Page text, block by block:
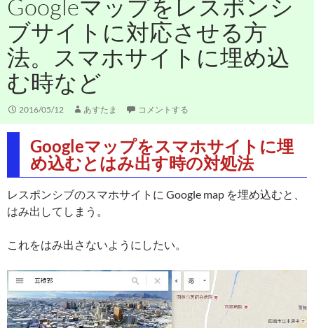
Googleマップをレスポンシ
ブサイトに対応させる方
法。スマホサイトに埋め込
む時など
2016/05/12 あすたま コメントする
Googleマップをスマホサイトに埋
め込むとはみ出す時の対処法
レスポンシブのスマホサイトに Google map を埋め込むと、
はみ出してしまう。
これをはみ出さないようにしたい。